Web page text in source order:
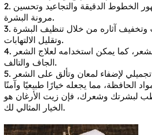
2. مكافحة علامات التقدم في السن: يساعد زيت الأرغان في تقليل ظهور الخطوط الدقيقة والتجاعيد وتحسين
مرونة البشرة.
3. علاج حب الشباب: يمكن استخدام زيت الأرغان لعلاج حب الشباب وتخفيف آثاره من خلال تنظيف البشرة
وتقليل الالتهابات.
4. تقوية الشعر: يساعد زيت الأرغان في تغذية فروة الرأس وتقوية الشعر، كما يمكن استخدامه لعلاج الشعر
الجاف والتالف.
الحافظة، مما يجعله خيارًا طبيعيًا وآمنًا
لبشرتك وشعرك، فإن زيت الأرغان هو
الخيار المثالي لك.